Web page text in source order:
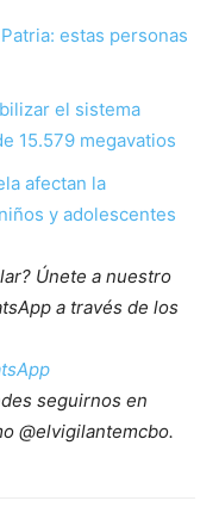
estas personas
el sistema
15.579 megavatios
afectan la
y adolescentes
Únete a nuestro
a través de los
seguirnos en
@elvigilantemcbo.